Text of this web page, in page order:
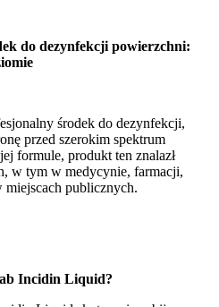
do dezynfekcji powierzchni:
środek do dezynfekcji,
przed szerokim spektrum
formule, produkt ten znalazł
w tym w medycynie, farmacji,
miejscach publicznych.
Incidin Liquid?